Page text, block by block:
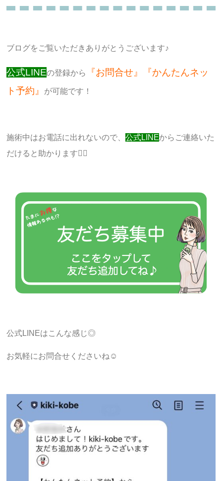
ブログをご覧いただきありがとうございます♪
公式LINEの登録から
『お問合せ』『かんたんネッ
ト予約』
が可能です！
施術中はお電話に出れないので、公式LINEからご連絡いた
だけると助かります🙇‍♀️
公式LINEはこんな感じ◎
お気軽にお問合せくださいね☺︎